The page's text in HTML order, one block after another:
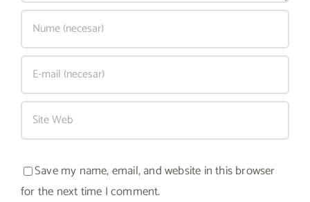
Save my name, email, and website in this browser
for the next time I comment.